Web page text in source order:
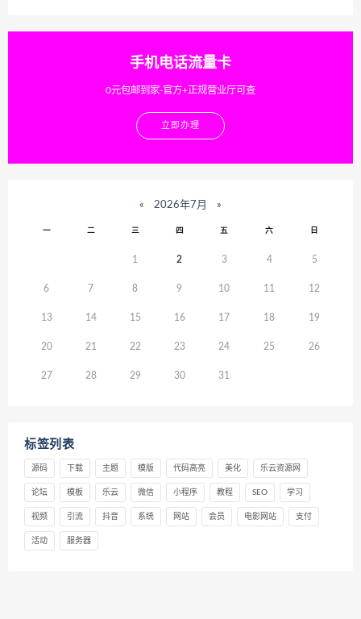
手机电话流量卡
0元包邮到家-官方+正规营业厅可查
立即办理
« 2026年7月 »
一 二 三 四 五 六 日
1 2 3 4 5
6 7 8 9 10 11 12
13 14 15 16 17 18 19
20 21 22 23 24 25 26
27 28 29 30 31
标签列表
源码 下载 主题 模版 代码高亮 美化 乐云资源网
论坛 模板 乐云 微信 小程序 教程 SEO 学习
视频 引流 抖音 系统 网站 会员 电影网站 支付
活动 服务器